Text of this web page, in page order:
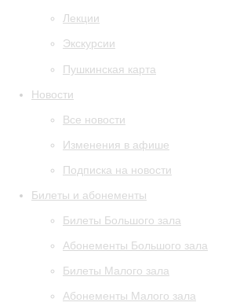
Лекции
Экскурсии
Пушкинская карта
Новости
Все новости
Изменения в афише
Подписка на новости
Билеты и абонементы
Билеты Большого зала
Абонементы Большого зала
Билеты Малого зала
Абонементы Малого зала